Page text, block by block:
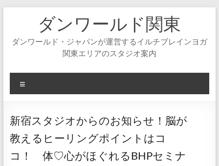
ダンワールド関東
ダンワールド・ジャパンが運営するイルチブレインヨガ
関東エリアのスタジオ案内
ニ
ー
新宿スタジオからのお知らせ！脳が
教えるヒーリングポイントはコ
コ！ 体♡心がほぐれるBHPセミナ